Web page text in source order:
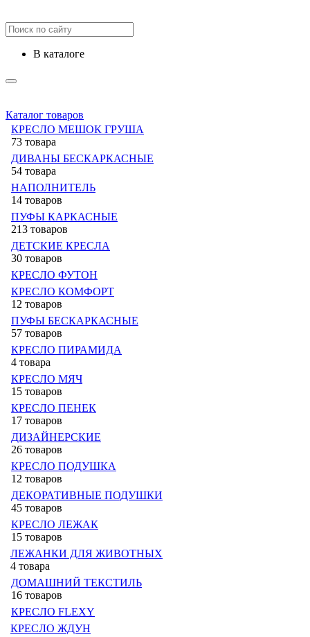
в каталоге
Каталог товаров
КРЕСЛО МЕШОК ГРУША
73 товара
ДИВАНЫ БЕСКАРКАСНЫЕ
54 товара
НАПОЛНИТЕЛЬ
14 товаров
ПУФЫ КАРКАСНЫЕ
213 товаров
ДЕТСКИЕ КРЕСЛА
30 товаров
КРЕСЛО ФУТОН
КРЕСЛО КОМФОРТ
12 товаров
ПУФЫ БЕСКАРКАСНЫЕ
57 товаров
КРЕСЛО ПИРАМИДА
4 товара
КРЕСЛО МЯЧ
15 товаров
КРЕСЛО ПЕНЕК
17 товаров
ДИЗАЙНЕРСКИЕ
26 товаров
КРЕСЛО ПОДУШКА
12 товаров
ДЕКОРАТИВНЫЕ ПОДУШКИ
45 товаров
КРЕСЛО ЛЕЖАК
15 товаров
ЛЕЖАНКИ ДЛЯ ЖИВОТНЫХ
4 товара
ДОМАШНИЙ ТЕКСТИЛЬ
16 товаров
КРЕСЛО FLEXY
КРЕСЛО ЖДУН